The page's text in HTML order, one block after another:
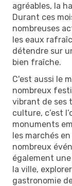
agréables, la
Durant ces
nombreuses
les eaux
détendre sur
bien fraîche.
C'est aussi le
nombreux
vibrant de ses
culture, c’est
monuments
les marchés
nombreux
également
la ville,
gastronomie